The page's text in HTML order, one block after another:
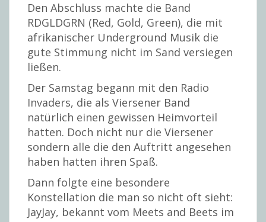
Den Abschluss machte die Band
RDGLDGRN (Red, Gold, Green), die mit
afrikanischer Underground Musik die
gute Stimmung nicht im Sand versiegen
ließen.
Der Samstag begann mit den Radio
Invaders, die als Viersener Band
natürlich einen gewissen Heimvorteil
hatten. Doch nicht nur die Viersener
sondern alle die den Auftritt angesehen
haben hatten ihren Spaß.
Dann folgte eine besondere
Konstellation die man so nicht oft sieht:
JayJay, bekannt vom Meets and Beets im